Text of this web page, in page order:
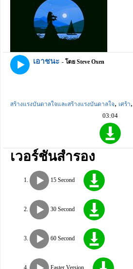
เอาชนะ - โดย Steve Oxen
สร้างแรงบันดาลใจและสร้างแรงบันดาลใจ, เศร้า,
03:04
เวอร์ชันสำรอง
15 Second
30 Second
60 Second
Faster Version